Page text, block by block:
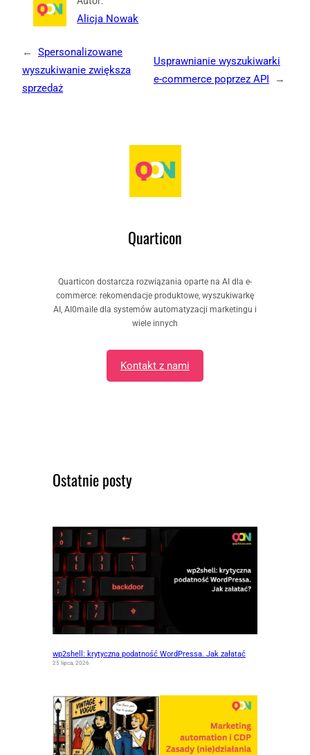
Alicja Nowak
←
Spersonalizowane
wyszukiwanie zwiększa
sprzedaż
Usprawnianie wyszukiwarki
e-commerce poprzez API
→
Quarticon
Quarticon dostarcza rozwiązania oparte na AI dla e-
commerce: rekomendacje produktowe, wyszukiwarkę
AI, AI0maile dla systemów automatyzacji marketingu i
wiele innych
Kontakt z nami
Ostatnie posty
wp2shell: krytyczna podatność WordPressa. Jak załatać
25 lipca, 2026